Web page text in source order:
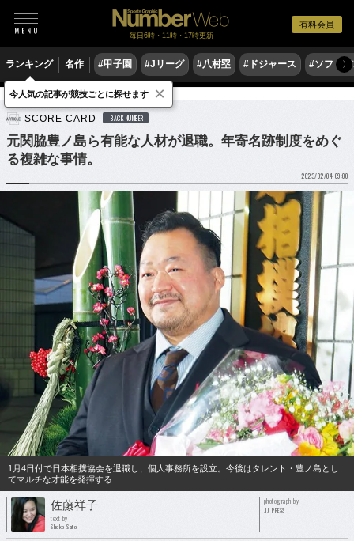
有料会員
毎日6時・11時・17時更新
ランキング 名作 #甲子園 #Jリーグ #八村塁 #ドジャース #ソフト〉
格闘技 相撲
SCORE CARD BACK NUMBER
元関脇豊ノ島ら有能な人材が退職。年寄名跡制度をめぐ
る複雑な事情。
2023/02/04 09:00
1月4日付で日本相撲協会を退職し、個人事務所を設立。今後はタレント・豊ノ島とし
てマルチな才能を発揮する
佐藤祥子
text by
Shoko Sato
photograph by
JIJI PRESS
今人気の記事が競技ごとに探せます ×